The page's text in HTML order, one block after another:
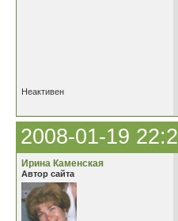
Неактивен
2008-01-19
Ирина Каменская
Автор сайта